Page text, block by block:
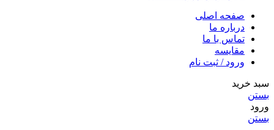
صفحه اصلی
درباره ما
تماس با ما
مقایسه
ورود / ثبت نام
سبد خرید
بستن
ورود
بستن